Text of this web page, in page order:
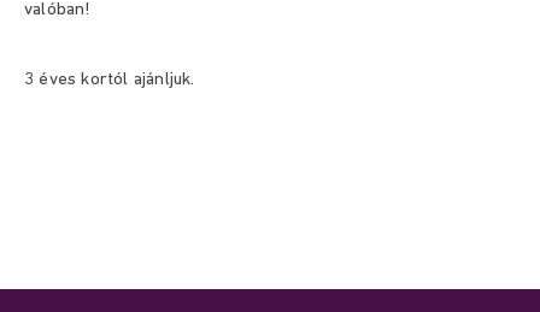
valóban!
3 éves kortól ajánljuk.